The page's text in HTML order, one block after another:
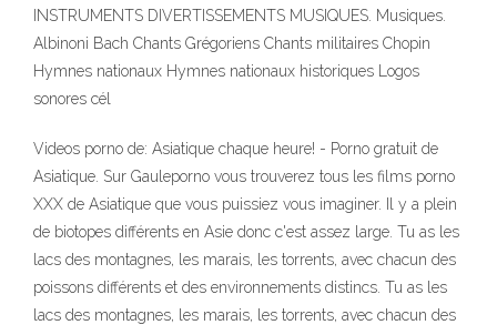
INSTRUMENTS DIVERTISSEMENTS MUSIQUES. Musiques.
Albinoni Bach Chants Grégoriens Chants militaires Chopin
Hymnes nationaux Hymnes nationaux historiques Logos
sonores cél
Videos porno de: Asiatique chaque heure! - Porno gratuit de
Asiatique. Sur Gauleporno vous trouverez tous les films porno
XXX de Asiatique que vous puissiez vous imaginer. Il y a plein
de biotopes différents en Asie donc c'est assez large. Tu as les
lacs des montagnes, les marais, les torrents, avec chacun des
poissons différents et des environnements distincs. Tu as les
lacs des montagnes, les marais, les torrents, avec chacun des